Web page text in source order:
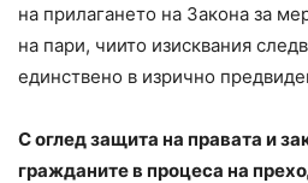
на прилагането на Закона за
на пари, чиито изисквания
единствено в изрично
С оглед защита на правата и
гражданите в процеса на